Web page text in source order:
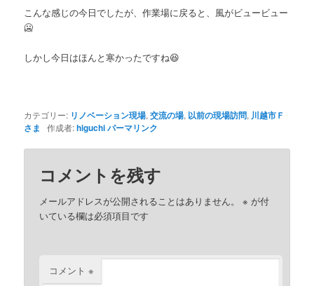
こんな感じの今日でしたが、作業場に戻ると、風がビュービュー
🥶
しかし今日はほんと寒かったですね😆
カテゴリー: リノベーション現場,交流の場, 以前の現場訪問, 川越市Ｆ
さま
作成者:higuchiパーマリンク
コメントを残す
メールアドレスが公開されることはありません。 ※ が付
いている欄は必須項目です
コメント※